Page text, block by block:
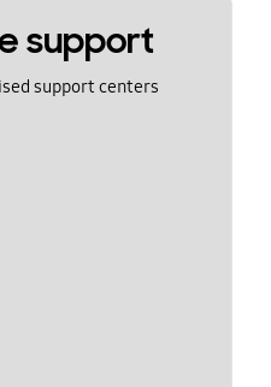
support
support centers